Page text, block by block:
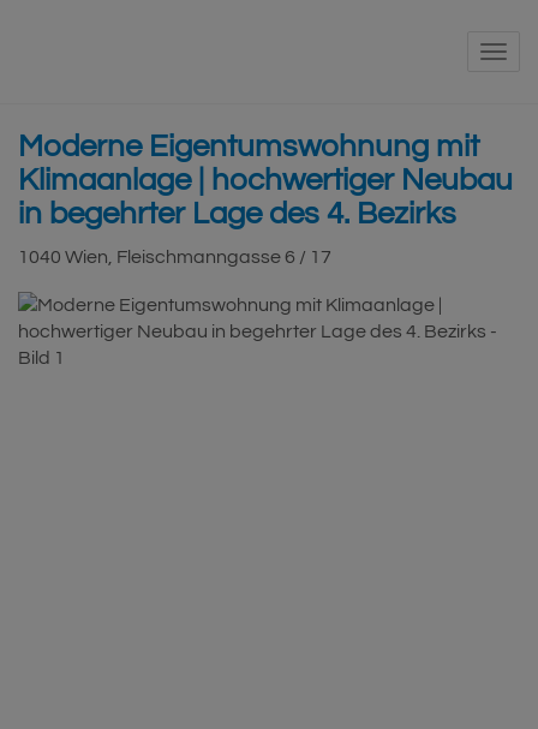
Moderne Eigentumswohnung mit
Klimaanlage | hochwertiger Neubau
in begehrter Lage des 4. Bezirks
1040 Wien , Fleischmanngasse 6 / 17